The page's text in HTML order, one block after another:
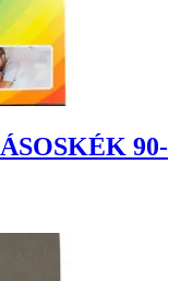
90-